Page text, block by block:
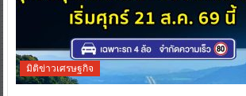
มิติข่าวเศรษฐกิจ